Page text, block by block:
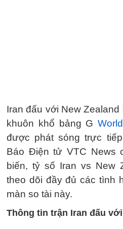
Iran đấu với New
khuôn khổ bảng G
được phát sóng trực
Báo Điện tử VTC News
biến, tỷ số Iran vs New
theo dõi đầy đủ các tình
màn so tài này.
Thông tin trận Iran đấu với